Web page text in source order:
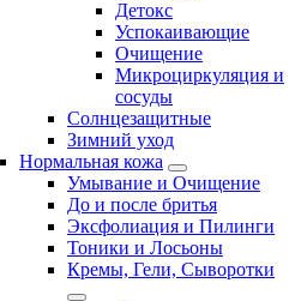
Детокс
Успокаивающие
Очищение
Микроциркуляция и
сосуды
Солнцезащитные
Зимний уход
Нормальная кожа
Умывание и Очищение
До и после бритья
Эксфолиация и Пилинги
Тоники и Лосьоны
Кремы, Гели, Сыворотки